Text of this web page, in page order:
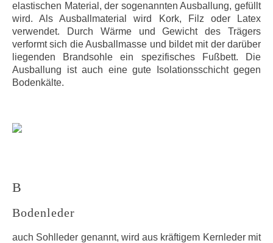
elastischen Material, der sogenannten Ausballung, gefüllt
wird. Als Ausballmaterial wird Kork, Filz oder Latex
verwendet. Durch Wärme und Gewicht des Trägers
verformt sich die Ausballmasse und bildet mit der darüber
liegenden Brandsohle ein spezifisches Fußbett. Die
Ausballung ist auch eine gute Isolationsschicht gegen
Bodenkälte.
B
Bodenleder
auch Sohlleder genannt, wird aus kräftigem Kernleder mit